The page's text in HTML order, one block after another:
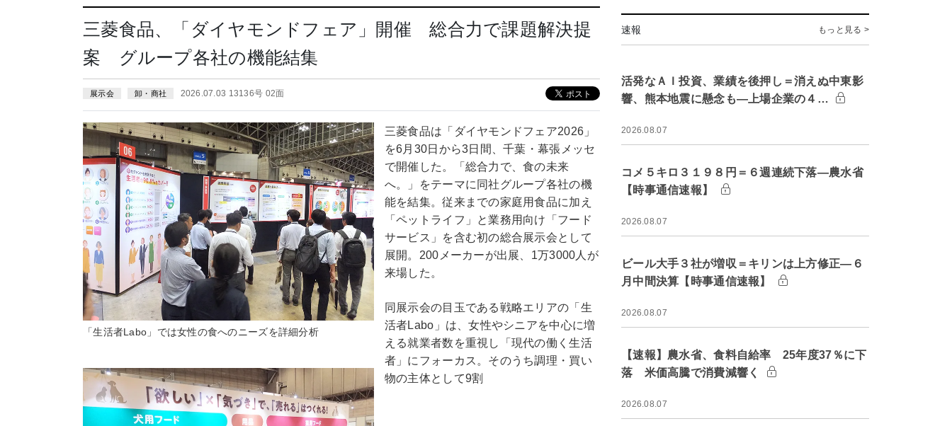
三菱食品、「ダイヤモンドフェア」開催 総合力で課題解決提
案 グループ各社の機能結集
展示会 卸・商社 2026.07.03 13136号 02面
「生活者Labo」では女性の食へのニーズを詳細分析
三菱食品は「ダイヤモンドフェア2026」
を6月30日から3日間、千葉・幕張メッセ
で開催した。「総合力で、食の未来
へ。」をテーマに同社グループ各社の機
能を結集。従来までの家庭用食品に加え
「ペットライフ」と業務用向け「フード
サービス」を含む初の総合展示会として
展開。200メーカーが出展、1万3000人が
来場した。
同展示会の目玉である戦略エリアの「生
活者Labo」は、女性やシニアを中心に増
える就業者数を重視し「現代の働く生活
者」にフォーカス。そのうち調理・買い
物の主体として9割
速報 もっと見る >
活発なＡＩ投資、業績を後押し＝消えぬ中東影
響、熊本地震に懸念も―上場企業の４…
2026.08.07
コメ５キロ３１９８円＝６週連続下落―農水省
【時事通信速報】
2026.08.07
ビール大手３社が増収＝キリンは上方修正―６
月中間決算【時事通信速報】
2026.08.07
【速報】農水省、食料自給率 25年度37％に下
落 米価高騰で消費減響く
2026.08.07